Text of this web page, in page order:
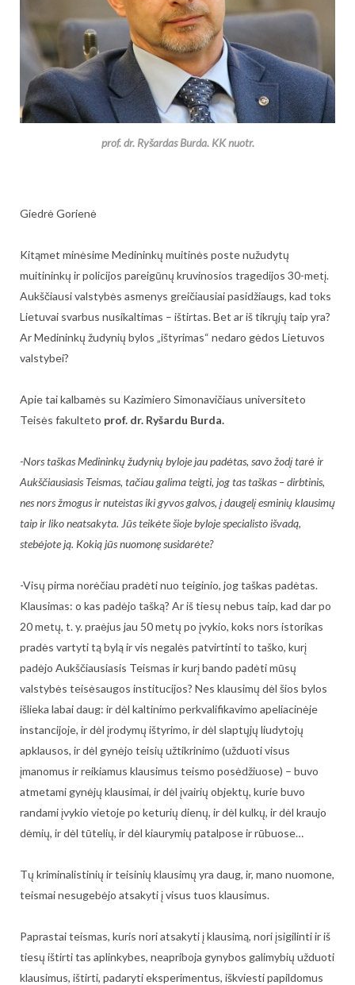
prof. dr. Ryšardas Burda. KK nuotr.
Giedrė Gorienė
Kitąmet minėsime Medininkų muitinės poste nužudytų
muitininkų ir policijos pareigūnų kruvinosios tragedijos 30-metį.
Aukščiausi valstybės asmenys greičiausiai pasidžiaugs, kad toks
Lietuvai svarbus nusikaltimas – ištirtas. Bet ar iš tikrųjų taip yra?
Ar Medininkų žudynių bylos „ištyrimas“ nedaro gėdos Lietuvos
valstybei?
Apie tai kalbamės su Kazimiero Simonavičiaus universiteto
Teisės fakulteto prof. dr. Ryšardu Burda.
-Nors taškas Medininkų žudynių byloje jau padėtas, savo žodį tarė ir
Aukščiausiasis Teismas, tačiau galima teigti, jog tas taškas – dirbtinis,
nes nors žmogus ir nuteistas iki gyvos galvos, į daugelį esminių klausimų
taip ir liko neatsakyta. Jūs teikėte šioje byloje specialisto išvadą,
stebėjote ją. Kokią jūs nuomonę susidarėte?
-Visų pirma norėčiau pradėti nuo teiginio, jog taškas padėtas.
Klausimas: o kas padėjo tašką? Ar iš tiesų nebus taip, kad dar po
20 metų, t. y. praėjus jau 50 metų po įvykio, koks nors istorikas
pradės vartyti tą bylą ir vis negalės patvirtinti to taško, kurį
padėjo Aukščiausiasis Teismas ir kurį bando padėti mūsų
valstybės teisėsaugos institucijos? Nes klausimų dėl šios bylos
išlieka labai daug: ir dėl kaltinimo perkvalifikavimo apeliacinėje
instancijoje, ir dėl įrodymų ištyrimo, ir dėl slaptųjų liudytojų
apklausos, ir dėl gynėjo teisių užtikrinimo (užduoti visus
įmanomus ir reikiamus klausimus teismo posėdžiuose) – buvo
atmetami gynėjų klausimai, ir dėl įvairių objektų, kurie buvo
randami įvykio vietoje po keturių dienų, ir dėl kulkų, ir dėl kraujo
dėmių, ir dėl tūtelių, ir dėl kiaurymių patalpose ir rūbuose…
Tų kriminalistinių ir teisinių klausimų yra daug, ir, mano nuomone,
teismai nesugebėjo atsakyti į visus tuos klausimus.
Paprastai teismas, kuris nori atsakyti į klausimą, nori įsigilinti ir iš
tiesų ištirti tas aplinkybes, neapriboja gynybos galimybių užduoti
klausimus, ištirti, padaryti eksperimentus, iškviesti papildomus